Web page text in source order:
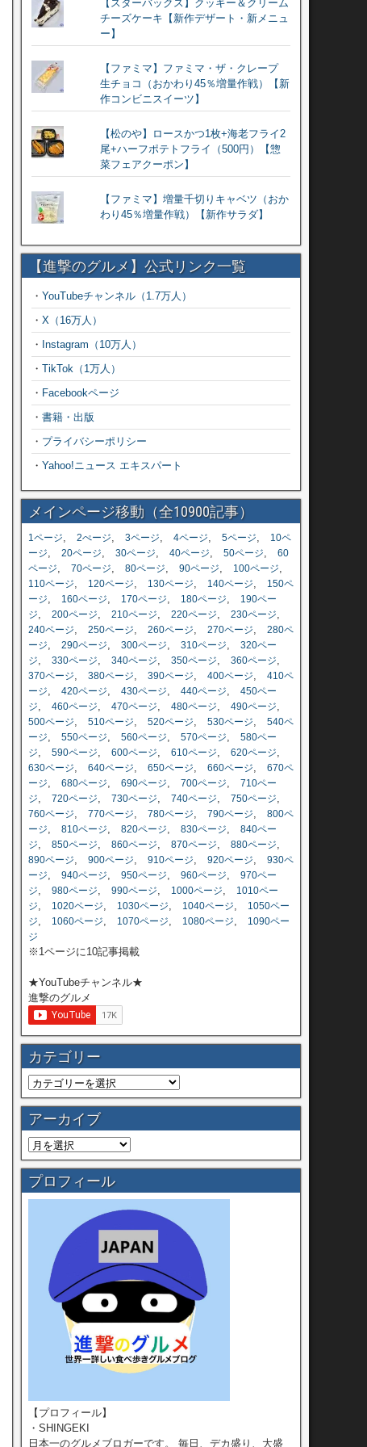
【スターバックス】クッキー＆クリーム
チーズケーキ【新作デザート・新メニュ
ー】
【ファミマ】ファミマ・ザ・クレープ
生チョコ（おかわり45％増量作戦）【新
作コンビニスイーツ】
【松のや】ロースかつ1枚+海老フライ2
尾+ハーフポテトフライ（500円）【惣
菜フェアクーポン】
【ファミマ】増量千切りキャベツ（おか
わり45％増量作戦）【新作サラダ】
【進撃のグルメ】公式リンク一覧
・ YouTubeチャンネル（1.7万人）
・ X（16万人）
・ Instagram（10万人）
・ TikTok（1万人）
・ Facebookページ
・ 書籍・出版
・ プライバシーポリシー
・ Yahoo!ニュース エキスパート
メインページ移動（全10900記事）
1ページ, 2ぺージ, 3ページ, 4ページ, 5ページ,
10ペ
ージ, 20ページ, 30ページ, 40ページ, 50ページ, 60
ページ, 70ページ, 80ページ, 90ページ, 100ページ,
110ページ, 120ページ, 130ページ, 140ページ,
150ペ
ージ, 160ページ, 170ページ, 180ページ,
190ペー
ジ, 200ページ, 210ページ, 220ページ, 230ページ,
240ページ, 250ページ, 260ページ, 270ページ, 280ペ
ージ, 290ページ, 300ページ, 310ページ, 320ペー
ジ, 330ページ, 340ページ, 350ページ, 360ページ,
370ページ, 380ページ, 390ページ, 400ページ, 410ペ
ージ, 420ページ, 430ページ, 440ページ, 450ペー
ジ, 460ページ, 470ページ, 480ページ, 490ページ,
500ページ, 510ページ, 520ページ, 530ページ, 540ペ
ージ, 550ページ, 560ページ, 570ページ, 580ペー
ジ, 590ページ, 600ページ, 610ページ, 620ページ,
630ページ, 640ページ, 650ページ, 660ページ, 670ペ
ージ, 680ページ, 690ページ, 700ページ, 710ペー
ジ, 720ページ, 730ページ, 740ページ, 750ページ,
760ページ, 770ページ, 780ページ, 790ページ, 800ペ
ージ, 810ページ, 820ページ, 830ページ, 840ペー
ジ, 850ページ, 860ページ, 870ページ, 880ページ,
890ページ, 900ページ, 910ページ, 920ページ, 930ペ
ージ, 940ページ, 950ページ, 960ページ, 970ペー
ジ, 980ページ, 990ページ, 1000ページ,
1010ペー
ジ, 1020ページ, 1030ページ, 1040ページ,
1050ペー
ジ, 1060ページ, 1070ページ, 1080ページ,
1090ペー
ジ
※1ページに10記事掲載
★YouTubeチャンネル★
進撃のグルメ
カテゴリー
アーカイブ
プロフィール
【プロフィール】
・SHINGEKI
日本一のグルメブロガーです。 毎日、デカ盛り、大盛